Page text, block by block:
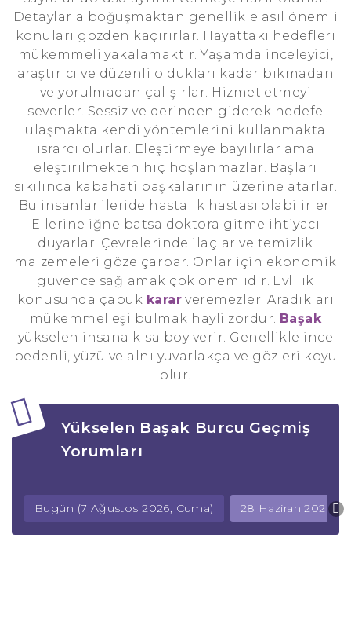
Detaylarla boğuşmaktan genellikle asıl önemli
konuları gözden kaçırırlar. Hayattaki hedefleri
mükemmeli yakalamaktır. Yaşamda inceleyici,
araştırıcı ve düzenli oldukları kadar bıkmadan
ve yorulmadan çalışırlar. Hizmet etmeyi
severler. Sessiz ve derinden giderek hedefe
ulaşmakta kendi yöntemlerini kullanmakta
ısrarcı olurlar. Eleştirmeye bayılırlar ama
eleştirilmekten hiç hoşlanmazlar. Başları
sıkılınca kabahati başkalarının üzerine atarlar.
Bu insanlar ileride hastalık hastası olabilirler.
Ellerine iğne batsa doktora gitme ihtiyacı
duyarlar. Çevrelerinde ilaçlar ve temizlik
malzemeleri göze çarpar. Onlar için ekonomik
güvence sağlamak çok önemlidir. Evlilik
konusunda çabuk karar veremezler. Aradıkları
mükemmel eşi bulmak hayli zordur. Başak
yükselen insana kısa boy verir. Genellikle ince
bedenli, yüzü ve alnı yuvarlakça ve gözleri koyu
olur.
Yükselen Başak Burcu Geçmiş
Yorumları
Bugün (7 Ağustos 2026, Cuma) 28 Haziran 2026,